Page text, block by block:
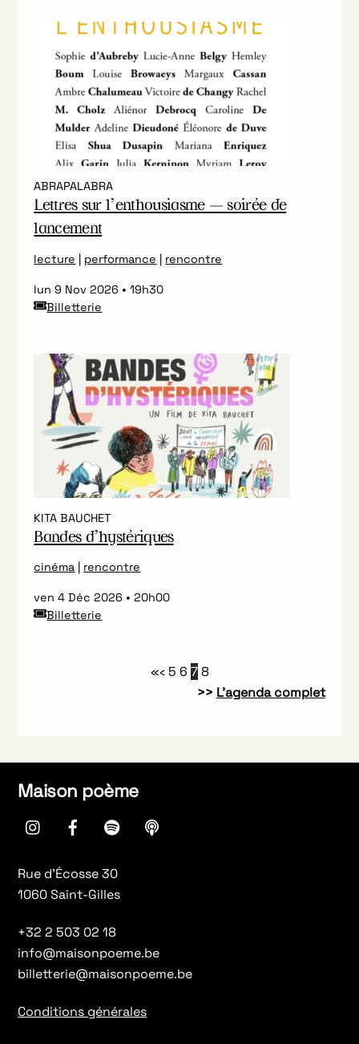
ABRAPALABRA
Lettres sur l’enthousiasme — soirée de
lancement
lecture | performance | rencontre
lun 9 Nov 2026
19h30
Billetterie
KITA BAUCHET
Bandes d’hystériques
cinéma | rencontre
ven 4 Déc 2026
20h00
Billetterie
«‹ 5 6 7 8
>> L’agenda complet
Maison poème
instagramFacebookspotify
Rue d’Écosse 30
1060 Saint-Gilles
+32 2 503 02 18
info@maisonpoeme.be
billetterie@maisonpoeme.be
Conditions générales